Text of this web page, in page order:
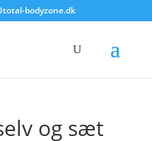
bodyzone.dk
og sæt